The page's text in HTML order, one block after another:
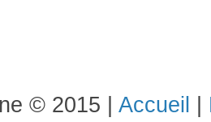
© 2015 | Accueil